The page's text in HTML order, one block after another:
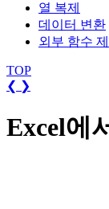
열 복제
데이터 변환
외부 함수
TOP
❮ ❯
Excel에